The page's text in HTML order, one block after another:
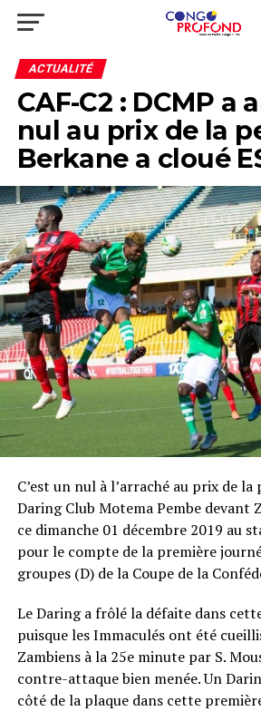
ACTUALITÉ
CAF-C2 : DCMP a
nul au prix de la
Berkane a cloué
C’est un nul à l’arraché au prix de
Daring Club Motema Pembe devant
ce dimanche 01 décembre 2019 au
pour le compte de la première
groupes (D) de la Coupe de la
Le Daring a frôlé la défaite dans
puisque les Immaculés ont été
Zambiens à la 25e minute par S.
contre-attaque bien menée. Un
côté de la plaque dans cette